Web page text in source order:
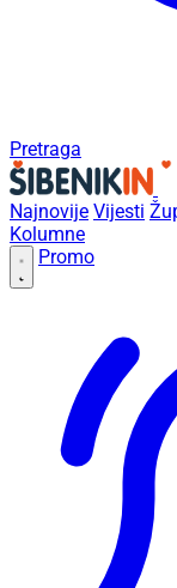
Pretraga
Najnovije Vijesti
Kolumne
Promo